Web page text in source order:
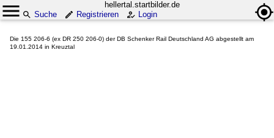
hellertal.startbilder.de
Suche
Registrieren Login
Die 155 206-6 (ex DR 250 206-0) der DB Schenker Rail Deutschland AG abgestellt am
19.01.2014 in Kreuztal